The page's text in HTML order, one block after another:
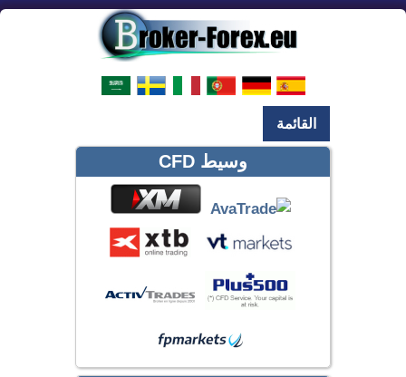
القائمة
وسيط CFD